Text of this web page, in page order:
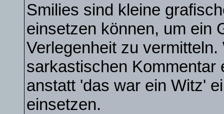
Smilies sind kleine
einsetzen können, um ein
Verlegenheit zu
sarkastischen Kommentar
anstatt 'das war ein Witz'
einsetzen.